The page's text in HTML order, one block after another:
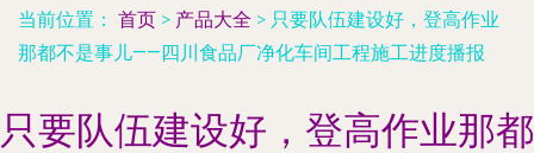
当前位置： 首页 > 产品大全 > 只要队伍建设好，登高作业
那都不是事儿——四川食品厂净化车间工程施工进度播报
只要队伍建设好，登高作业那都